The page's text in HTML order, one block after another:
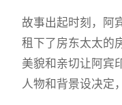
故事出起时刻，阿
租下了房东太太的
美貌和亲切让阿宾
人物和背景设决定